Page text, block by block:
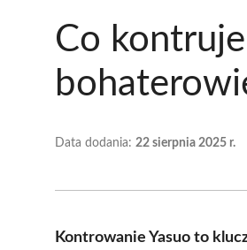
Co
Data dodania: 22 sierpnia 2025 r.
Kontrowanie Yasuo to